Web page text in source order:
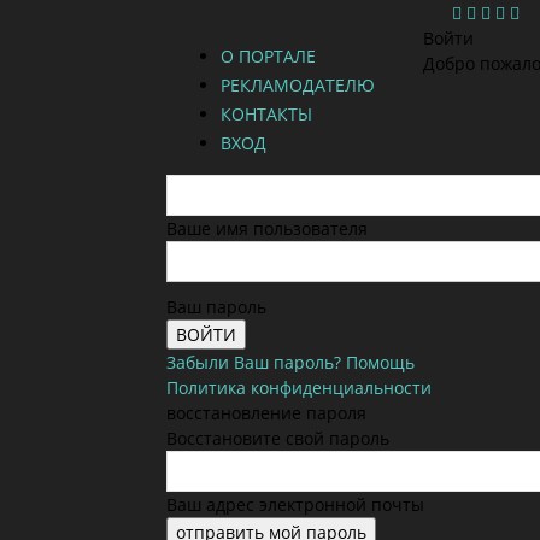
О ПОРТАЛЕ
РЕКЛАМОДАТЕЛЮ
КОНТАКТЫ
ВХОД
Войти
Добро
Ваше имя пользователя
Ваш пароль
Забыли Ваш пароль? Помощь
Политика конфиденциальности
восстановление пароля
Восстановите свой пароль
Ваш адрес электронной почты